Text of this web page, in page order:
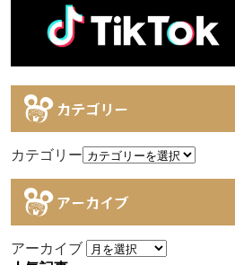
カテゴリー
カテゴリー
アーカイブ
アーカイブ